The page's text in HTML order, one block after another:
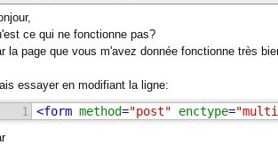
ce qui ne fonctionne pas?
la page que vous m'avez donnée fonctionne très
essayer en modifiant la ligne:
1 <form method="post" enctype=